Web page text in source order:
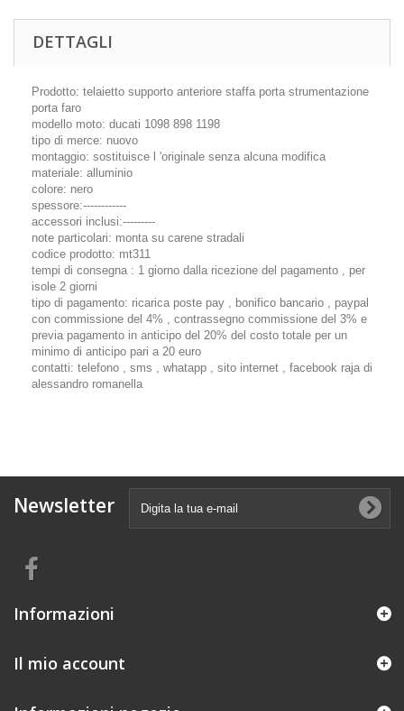
DETTAGLI
Prodotto: telaietto supporto anteriore staffa porta strumentazione
porta faro
modello moto: ducati 1098 898 1198
tipo di merce: nuovo
montaggio: sostituisce l 'originale senza alcuna modifica
materiale: alluminio
colore: nero
spessore:------------
accessori inclusi:---------
note particolari: monta su carene stradali
codice prodotto: mt311
tempi di consegna : 1 giorno dalla ricezione del pagamento , per
isole 2 giorni
tipo di pagamento: ricarica poste pay , bonifico bancario , paypal
con commissione del 4% , contrassegno commissione del 3% e
previa pagamento in anticipo del 20% del costo totale per un
minimo di anticipo pari a 20 euro
contatti: telefono , sms , whatapp , sito internet , facebook raja di
alessandro romanella
Newsletter
Informazioni
Il mio account